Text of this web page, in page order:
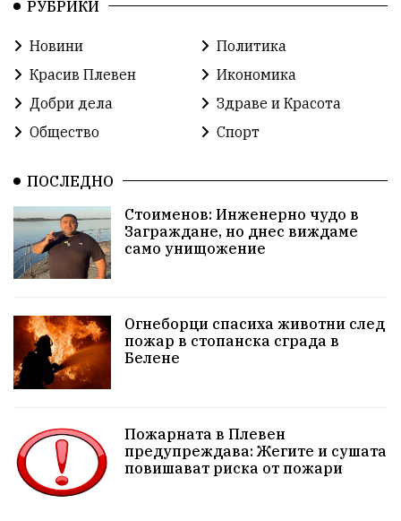
ОбластПлевен
Красив Плевен МВР
благотворителност Илияна Йотова
Общински съвет Общество Икономика
Ивелин Михайлов
здравеопазване концерт задържани
Бойко Борисов ПрогнозаЗаВремето
протести водоснабдяване Левски
прокуратура
Фолклор Концерти спорт ПТП ГДБОП
Финансиране
РУБРИКИ
Новини
Политика
Красив Плевен
Икономика
Добри дела
Здраве и Красота
Общество
Спорт
ПОСЛЕДНО
Стоименов: Инженерно чудо в
Заграждане, но днес виждаме
само унищожение
Огнеборци спасиха животни след
пожар в стопанска сграда в
Белене
Пожарната в Плевен
предупреждава: Жегите и сушата
повишават риска от пожари